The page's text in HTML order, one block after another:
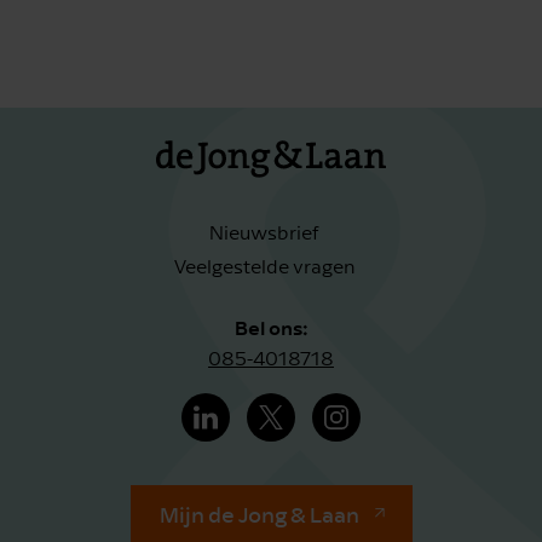
Nieuwsbrief
Veelgestelde vragen
Bel ons:
085-4018718
Mijn de Jong & Laan